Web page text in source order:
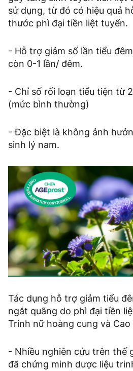
sử dụng, từ đó có hiệu quả
thước phì đại tiền liệt tuyến.
- Hỗ trợ giảm số lần tiểu
còn 0-1 lần/ đêm.
- Chỉ số rối loạn tiểu tiện từ
(mức bình thường)
- Đặc biệt là không ảnh
sinh lý nam.
Tác dụng hỗ trợ giảm tiểu
ngắt quãng do phì đại tiền
Trinh nữ hoàng cung và
- Nhiều nghiên cứu trên thế
đã chứng minh dược liệu